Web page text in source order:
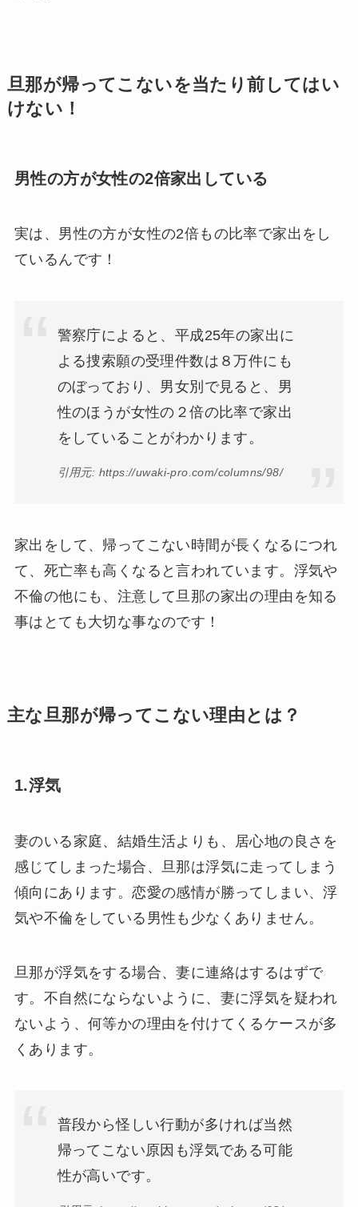
旦那が帰ってこないを当たり前してはい
けない！
男性の方が女性の2倍家出している
実は、男性の方が女性の2倍もの比率で家出をし
ているんです！
警察庁によると、平成25年の家出に
よる捜索願の受理件数は８万件にも
のぼっており、男女別で見ると、男
性のほうが女性の２倍の比率で家出
をしていることがわかります。
引用元: https://uwaki-pro.com/columns/98/
家出をして、帰ってこない時間が長くなるにつれ
て、死亡率も高くなると言われています。浮気や
不倫の他にも、注意して旦那の家出の理由を知る
事はとても大切な事なのです！
主な旦那が帰ってこない理由とは？
1.浮気
妻のいる家庭、結婚生活よりも、居心地の良さを
感じてしまった場合、旦那は浮気に走ってしまう
傾向にあります。恋愛の感情が勝ってしまい、浮
気や不倫をしている男性も少なくありません。
旦那が浮気をする場合、妻に連絡はするはずで
す。不自然にならないように、妻に浮気を疑われ
ないよう、何等かの理由を付けてくるケースが多
くあります。
普段から怪しい行動が多ければ当然
帰ってこない原因も浮気である可能
性が高いです。